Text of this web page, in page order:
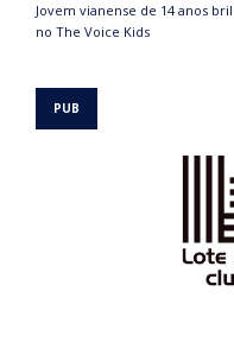
Jovem vianense de 14 anos
no The Voice Kids